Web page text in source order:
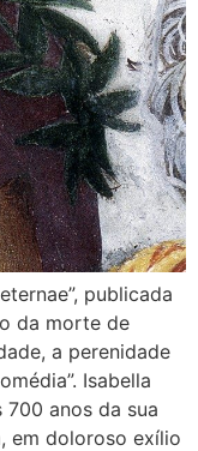
publicada
da morte de
a perenidade
Isabella
700 anos da sua
em doloroso exílio